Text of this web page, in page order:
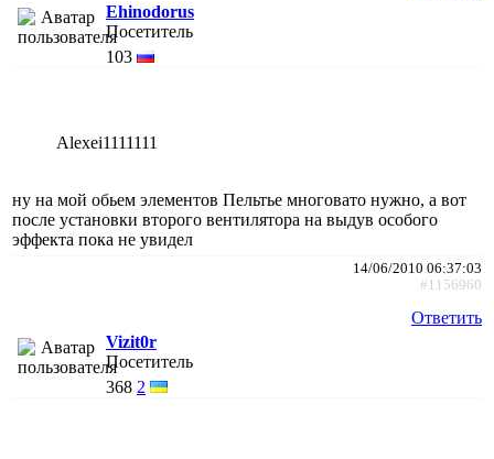
Ehinodorus
Посетитель
103
Alexei1111111
ну на мой обьем элементов Пельтье многовато нужно, а вот
после установки второго вентилятора на выдув особого
эффекта пока не увидел
14/06/2010 06:37:03
#1156960
Ответить
Vizit0r
Посетитель
368 2